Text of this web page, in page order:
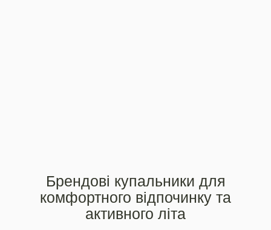
Брендові купальники для
комфортного відпочинку та
активного літа